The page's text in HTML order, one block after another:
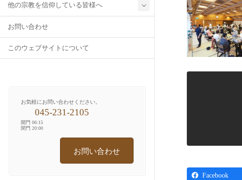
他の宗教を信仰している皆様へ
創価学会の皆さん、ご存知ですか？
お問い合わせ
このウェブサイトについて
お気軽にお問い合わせください。
045-231-2105
開門 06:15
閉門 20:00
お問い合わせ
Facebook